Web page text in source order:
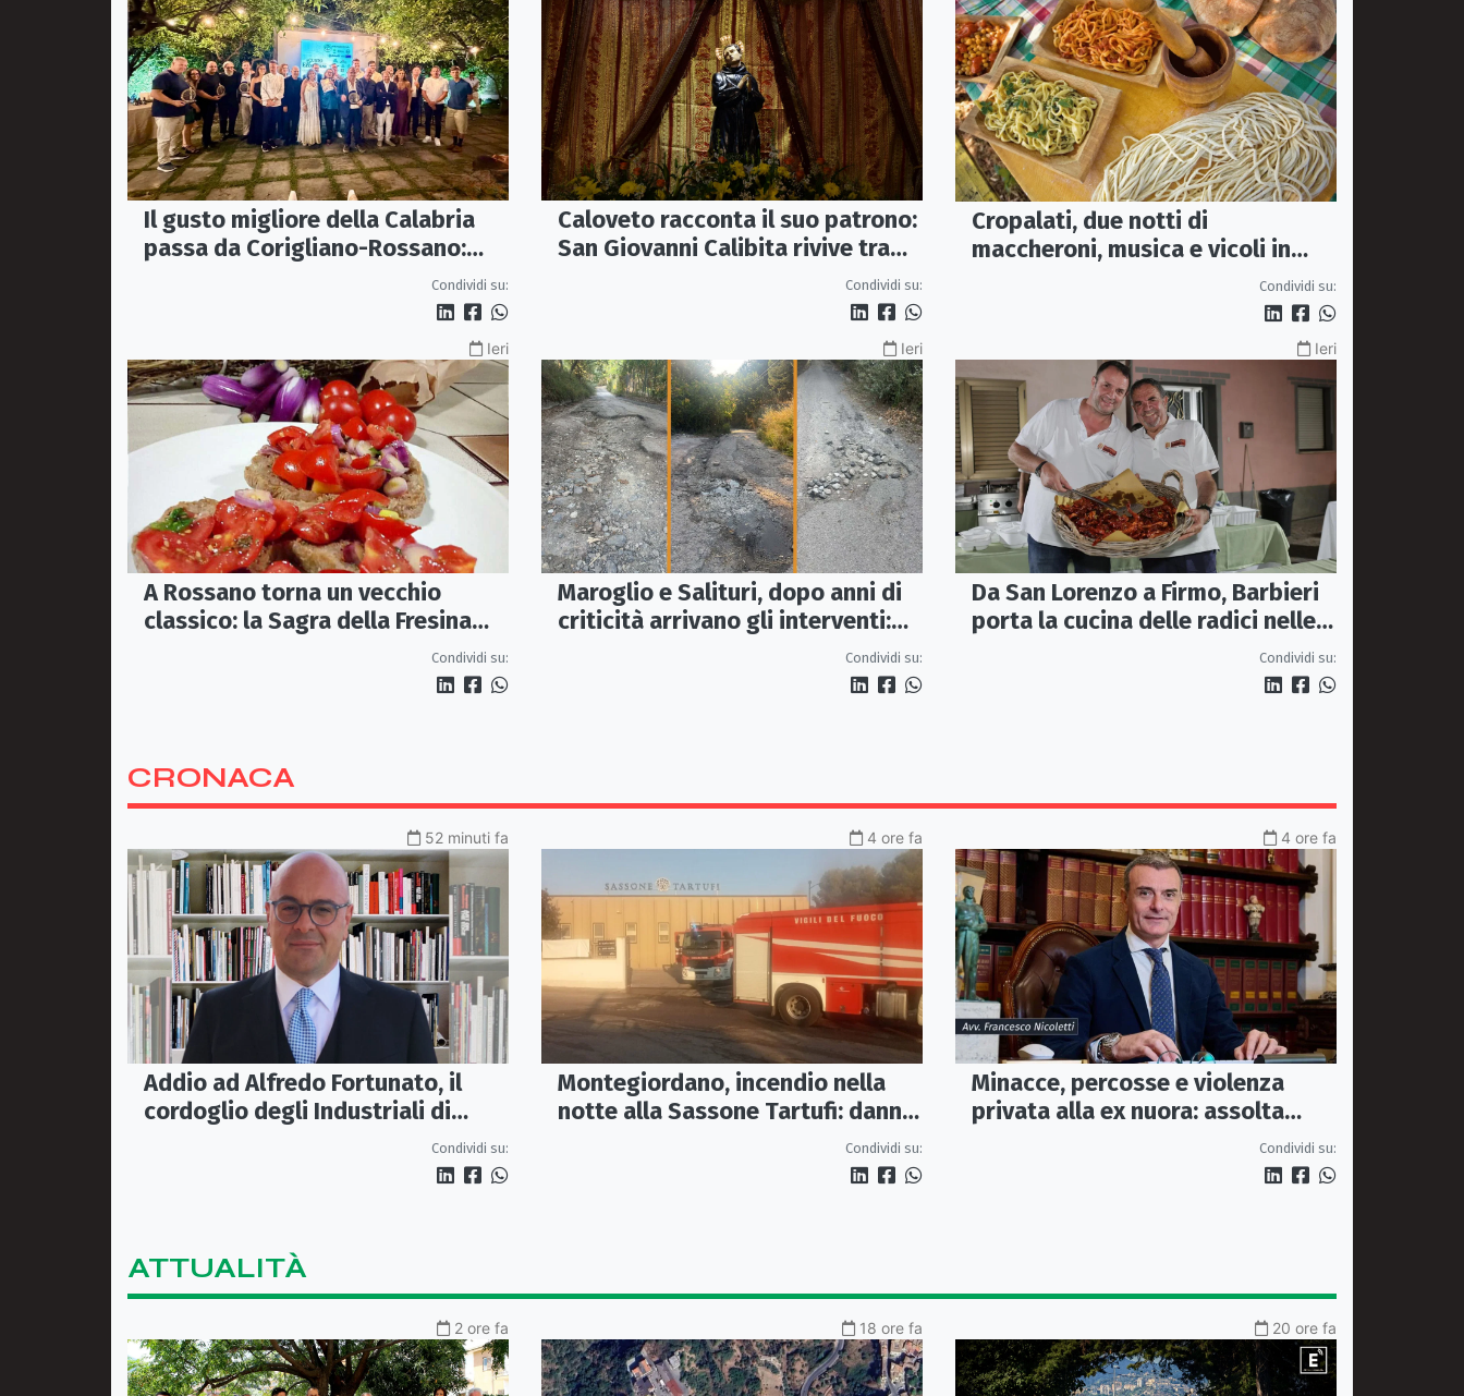
Il gusto migliore della Calabria
passa da Corigliano-Rossano:
Condividi su:
Caloveto racconta il suo patrono:
San Giovanni Calibita rivive tra
Condividi su:
Cropalati, due notti di
maccheroni, musica e vicoli in
Condividi su:
Ieri
A Rossano torna un vecchio
classico: la Sagra della Fresina
Condividi su:
Ieri
Maroglio e Salituri, dopo anni di
criticità arrivano gli interventi:
Condividi su:
Ieri
Da San Lorenzo a Firmo, Barbieri
porta la cucina delle radici nelle
Condividi su:
CRONACA
52 minuti fa
Addio ad Alfredo Fortunato, il
cordoglio degli Industriali di
Condividi su:
4 ore fa
Montegiordano, incendio nella
notte alla Sassone Tartufi: danni
per oltre un milione di euroCondividi su:
4 ore fa
Minacce, percosse e violenza
privata alla ex nuora: assolta
perché il fatto non sussisteCondividi su:
ATTUALITÀ
2 ore fa 18 ore fa 20 ore fa